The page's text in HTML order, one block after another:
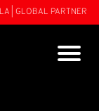
| GLOBAL PARTNER